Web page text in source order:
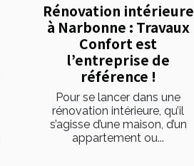
Rénovation intérieure
à Narbonne : Travaux
Confort est
l’entreprise de
référence !
Pour se lancer dans une
rénovation intérieure, qu’il
s’agisse d’une maison, d’un
appartement ou...